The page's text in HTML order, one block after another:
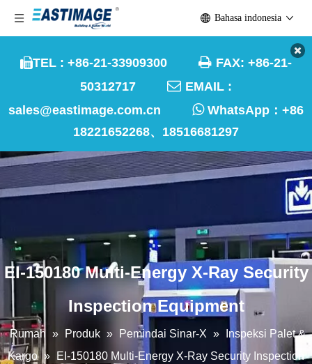
TEL : +86-21-33909300  FAX: +86-21-
50312717  EMAIL :
sales@eastimage.com.cn
WhatsApp： +86
18221652268、18516681297
Bahasa indonesia
EI-150180 Multi-Energy X-Ray Security
Inspection Equipment
Rumah » Produk » Pemindai Sinar-X »
Inspeksi Palet &
Kargo
»
EI-150180 Multi-Energy X-Ray Security Inspection